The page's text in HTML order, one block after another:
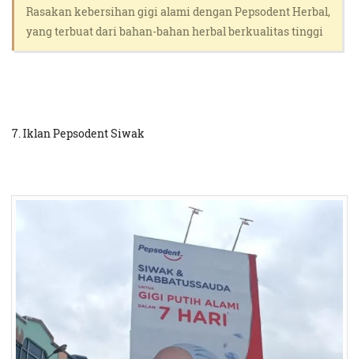
Rasakan kebersihan gigi alami dengan Pepsodent Herbal,
yang terbuat dari bahan-bahan herbal berkualitas tinggi
7. Iklan Pepsodent Siwak